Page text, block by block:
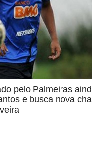
pelo Palmeiras
e busca nova